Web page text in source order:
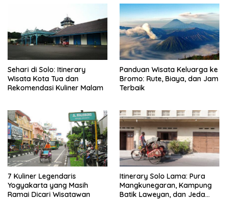
Sehari di Solo: Itinerary
Wisata Kota Tua dan
Rekomendasi Kuliner Malam
Panduan Wisata Keluarga ke
Bromo: Rute, Biaya, dan Jam
Terbaik
7 Kuliner Legendaris
Yogyakarta yang Masih
Ramai Dicari Wisatawan
Itinerary Solo Lama: Pura
Mangkunegaran, Kampung
Batik Laweyan, dan Jeda